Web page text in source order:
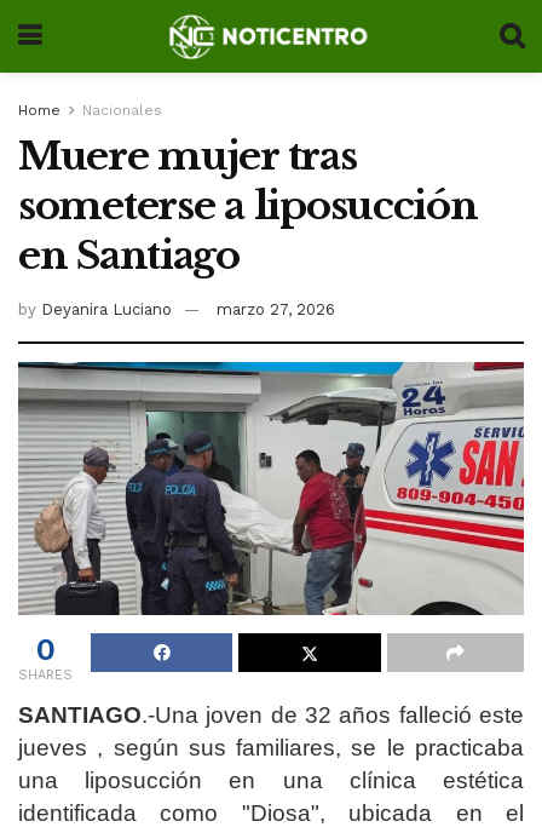
Home Nacionales
Muere mujer tras
someterse a liposucción
en Santiago
by Deyanira Luciano marzo 27, 2026
0
SHARES
SANTIAGO.-Una joven de 32 años falleció este
jueves , según sus familiares, se le practicaba
una liposucción en una clínica estética
identificada como "Diosa", ubicada en el